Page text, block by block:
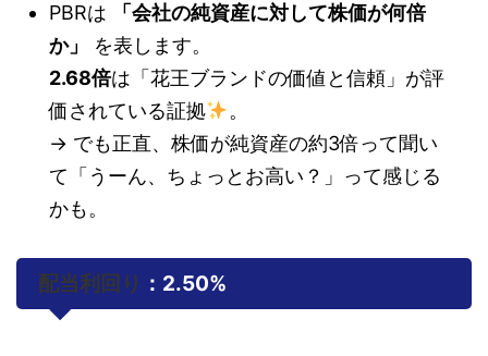
PBRは
「会社の純資産に対して株価が何倍
か」
を表します。
2.68倍は「花王ブランドの価値と信頼」が評
価されている証拠
。
→ でも正直、株価が純資産の約3倍って聞い
て「うーん、ちょっとお高い？」って感じる
かも。
配当利回り ：2.50%